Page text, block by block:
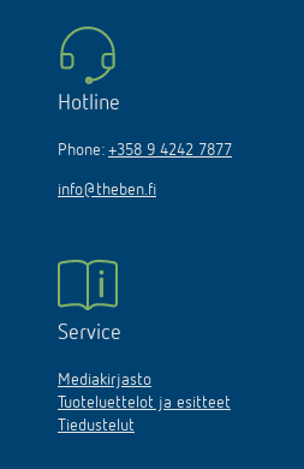
Hotline
Phone: +358 9 4242 7877
info@theben.fi
Service
Mediakirjasto
Tuoteluettelot ja esitteet
Tiedustelut